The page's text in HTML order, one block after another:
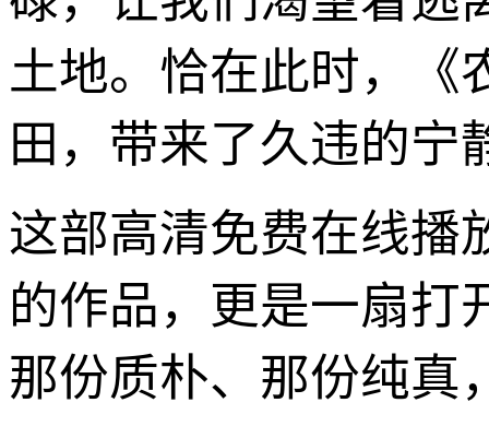
土地。恰在此时，《
田，带来了久违的宁
这部高清免费在线播
的作品，更是一扇打
那份质朴、那份纯真